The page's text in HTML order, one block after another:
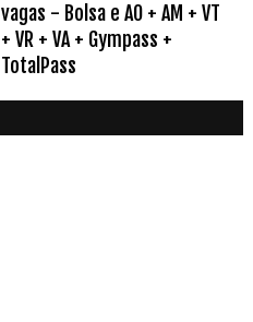
vagas - Bolsa e AO + AM + VT
+ VR + VA + Gympass +
TotalPass